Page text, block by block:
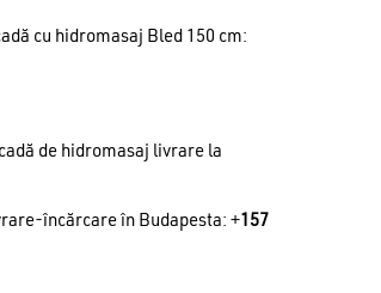
cu hidromasaj Bled 150 cm:
de hidromasaj livrare la
încărcare în Budapesta: +157